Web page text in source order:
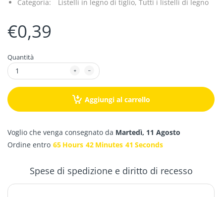
Categoria:
Listelli in legno di tiglio, Tutti i listelli di legno
€0,39
Quantità
Aggiungi al carrello
Voglio che venga consegnato da Martedì, 11 Agosto
Ordine entro 65 Hours 42 Minutes 40 Seconds
Spese di spedizione e diritto di recesso